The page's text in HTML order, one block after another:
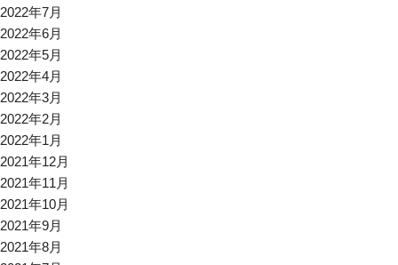
2022年7月
2022年6月
2022年5月
2022年4月
2022年3月
2022年2月
2022年1月
2021年12月
2021年11月
2021年10月
2021年9月
2021年8月